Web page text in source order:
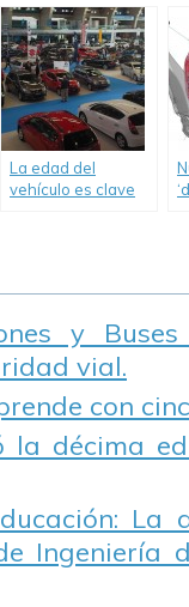
Obligatoria
La edad del
vehículo es clave
y
vial.
con
la décima
La
Ingeniería